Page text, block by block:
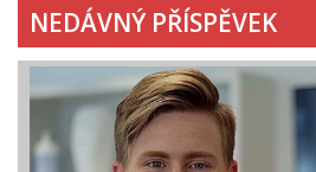
NEDÁVNÝ PŘÍSPĚVEK